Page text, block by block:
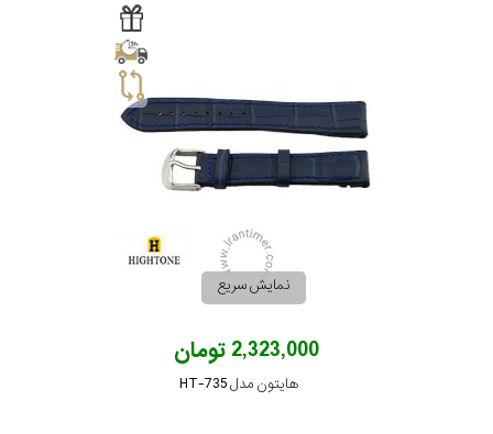
نمایش سریع
2,323,000 تومان
هایتون مدل HT-735